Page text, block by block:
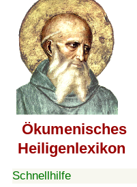
Ökumenisches
Heiligenlexikon
Schnellhilfe